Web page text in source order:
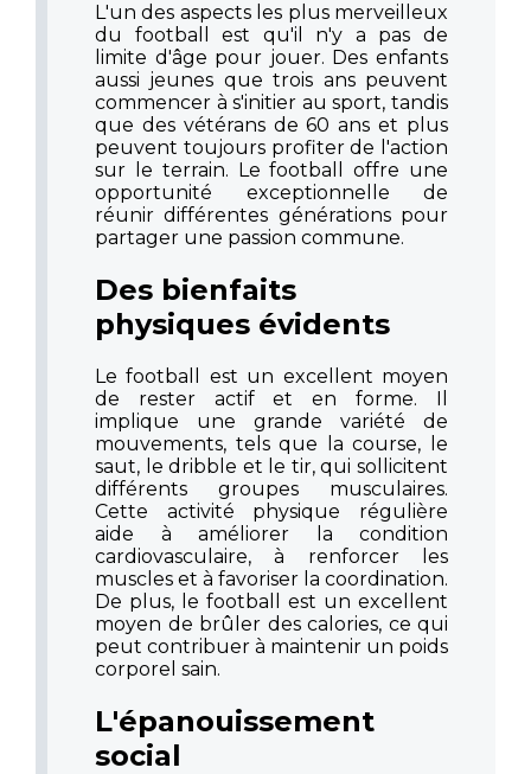
L'un des aspects les plus merveilleux
du football est qu'il n'y a pas de
limite d'âge pour jouer. Des enfants
aussi jeunes que trois ans peuvent
commencer à s'initier au sport, tandis
que des vétérans de 60 ans et plus
peuvent toujours profiter de l'action
sur le terrain. Le football offre une
opportunité exceptionnelle de
réunir différentes générations pour
partager une passion commune.
Des bienfaits
physiques évidents
Le football est un excellent moyen
de rester actif et en forme. Il
implique une grande variété de
mouvements, tels que la course, le
saut, le dribble et le tir, qui sollicitent
différents groupes musculaires.
Cette activité physique régulière
aide à améliorer la condition
cardiovasculaire, à renforcer les
muscles et à favoriser la coordination.
De plus, le football est un excellent
moyen de brûler des calories, ce qui
peut contribuer à maintenir un poids
corporel sain.
L'épanouissement
social